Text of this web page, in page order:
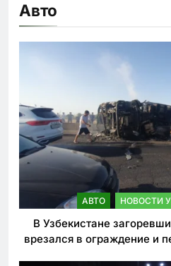
Авто
АВТО НОВОСТИ
В Узбекистане
врезался в ограждение и